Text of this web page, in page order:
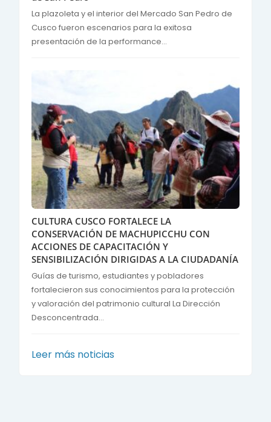
La plazoleta y el interior del Mercado San Pedro de
Cusco fueron escenarios para la exitosa
presentación de la performance...
CULTURA CUSCO FORTALECE LA
CONSERVACIÓN DE MACHUPICCHU CON
ACCIONES DE CAPACITACIÓN Y
SENSIBILIZACIÓN DIRIGIDAS A LA CIUDADANÍA
Guías de turismo, estudiantes y pobladores
fortalecieron sus conocimientos para la protección
y valoración del patrimonio cultural La Dirección
Desconcentrada...
Leer más noticias